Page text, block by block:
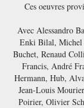
Ces oeuvres
Avec Alessandro
Enki Bilal, Michel
Buchet, Renaud
Francis, André
Hermann, Hub,
Jean-Louis
Poirier, Olivier